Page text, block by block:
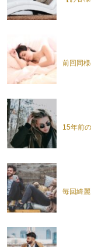
前回同
15年前
毎回綺